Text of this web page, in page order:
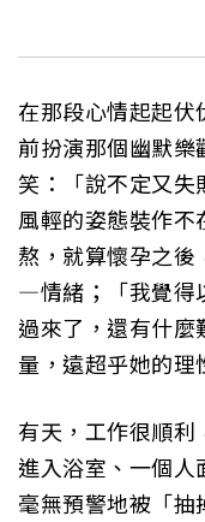
在那段心情起起
前扮演那個幽默
笑：「說不定又
風輕的姿態裝作
熬，就算懷孕之
—情緒；「我覺得
過來了，還有什麼
量，遠超乎她的理
有天，工作很順
進入浴室、一個
毫無預警地被「